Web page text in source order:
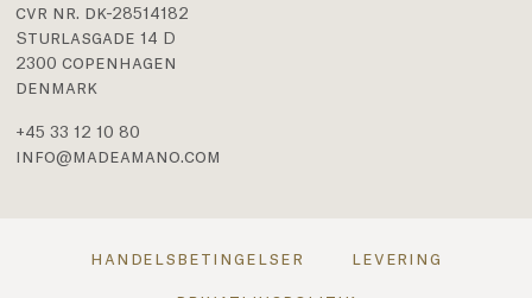
cvr nr. dk-28514182
Sturlasgade 14 D
2300 copenhagen
denmark
+45 33 12 10 80
info@madeamano.com
handelsbetingelser levering